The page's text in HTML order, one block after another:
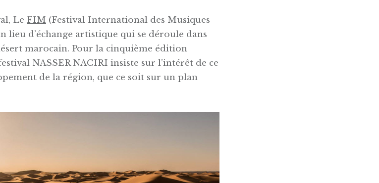
Le FIM (Festival International des Musiques
lieu d’échange artistique qui se déroule dans
marocain. Pour la cinquième édition
NASSER NACIRI insiste sur l’intérêt de ce
de la région, que ce soit sur un plan